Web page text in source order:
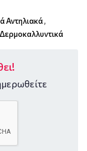
Αντηλιακά,
Δερμοκαλλυντικά